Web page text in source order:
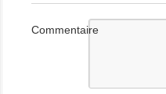
Commentaire